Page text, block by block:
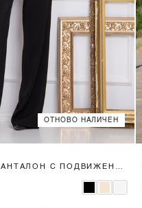
ОТНОВО НАЛИЧЕН
S
ПАНТАЛОН С ПОДВИЖЕН